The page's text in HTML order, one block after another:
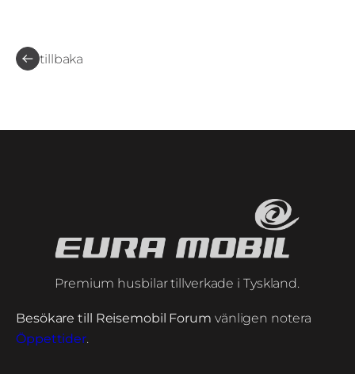
tillbaka
Premium husbilar tillverkade i Tyskland.
Besökare till Reisemobil Forum vänligen notera
Öppettider.